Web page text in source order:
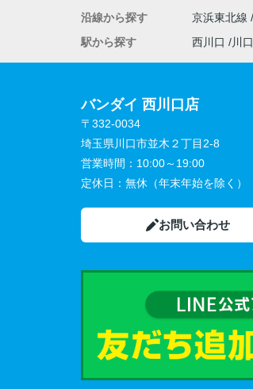
沿線から探す
京浜東北線
駅から探す
西川口 川口
バンダイ 西川口店
〒332-0034
埼玉県川口市並木２丁目2-8
営業時間： 10:00～19:00
定休日： 無休（年末年始を除く）
お問い合わせ